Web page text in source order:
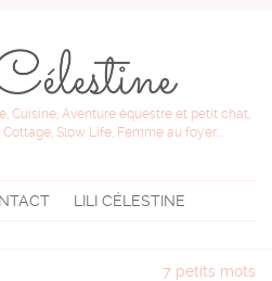
Cuisine, Aventure équestre et petit chat,
Slow Life, Femme au foyer...
LILI CÉLESTINE
7 petits mots